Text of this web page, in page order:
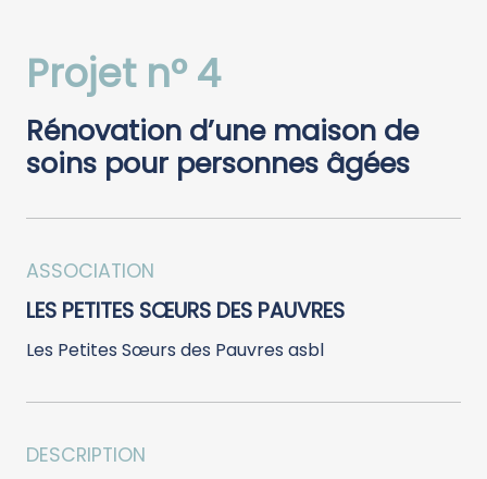
Projet n° 4
Rénovation d’une maison de
soins pour personnes âgées
ASSOCIATION
LES PETITES SŒURS DES PAUVRES
Les Petites Sœurs des Pauvres asbl
DESCRIPTION